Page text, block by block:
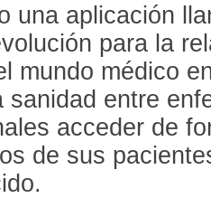
una aplicación
para la
mundo médico
sanidad entre
acceder de
de sus